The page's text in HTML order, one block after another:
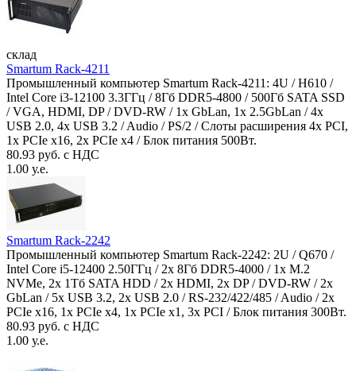
склад
Smartum Rack-4211
Промышленный компьютер Smartum Rack-4211: 4U / H610 /
Intel Core i3-12100 3.3ГГц / 8Гб DDR5-4800 / 500Гб SATA SSD
/ VGA, HDMI, DP / DVD-RW / 1x GbLan, 1x 2.5GbLan / 4x
USB 2.0, 4x USB 3.2 / Audio / PS/2 / Слоты расширения 4x PCI,
1x PCIe x16, 2x PCIe x4 / Блок питания 500Вт.
80.93 руб. с НДС
1.00 у.е.
Smartum Rack-2242
Промышленный компьютер Smartum Rack-2242: 2U / Q670 /
Intel Core i5-12400 2.50ГГц / 2x 8Гб DDR5-4000 / 1x M.2
NVMe, 2x 1Тб SATA HDD / 2x HDMI, 2x DP / DVD-RW / 2x
GbLan / 5x USB 3.2, 2x USB 2.0 / RS-232/422/485 / Audio / 2x
PCIe x16, 1x PCIe x4, 1x PCIe x1, 3x PCI / Блок питания 300Вт.
80.93 руб. с НДС
1.00 у.е.